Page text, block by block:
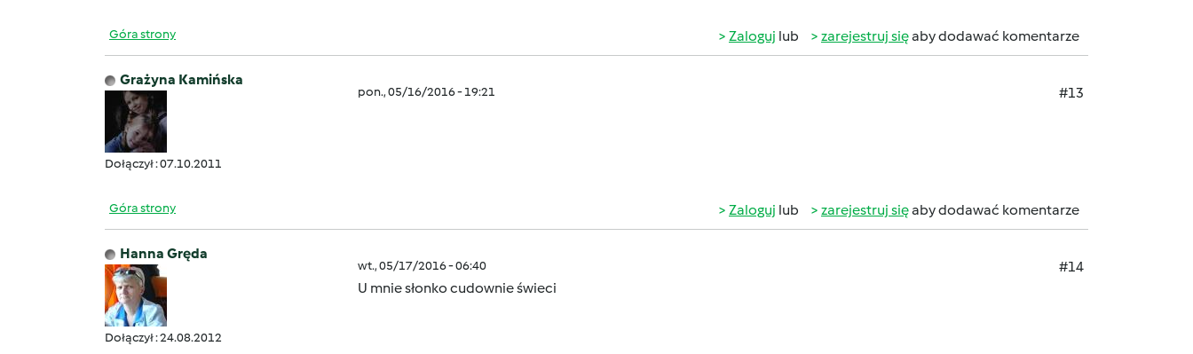
Góra strony Zaloguj lub zarejestruj sięaby dodawać komentarze
Grażyna Kamińska
Dołączył : 07.10.2011
pon., 05/16/2016 - 19:21 #13
Góra strony Zaloguj lub zarejestruj sięaby dodawać komentarze
Hanna Gręda
Dołączył : 24.08.2012
wt., 05/17/2016 - 06:40
#14
U mnie słonko cudownie świeci